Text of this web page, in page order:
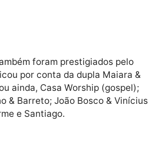
da Expovel, os